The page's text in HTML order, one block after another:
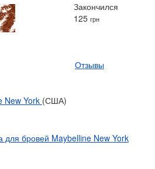
Закончился
125 грн
Отзывы
New York (США)
для бровей Maybelline New York